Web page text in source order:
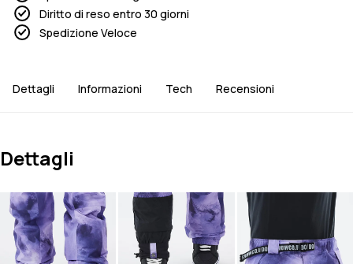
Diritto di reso entro 30 giorni
Spedizione Veloce
Dettagli Informazioni Tech Recensioni
Dettagli